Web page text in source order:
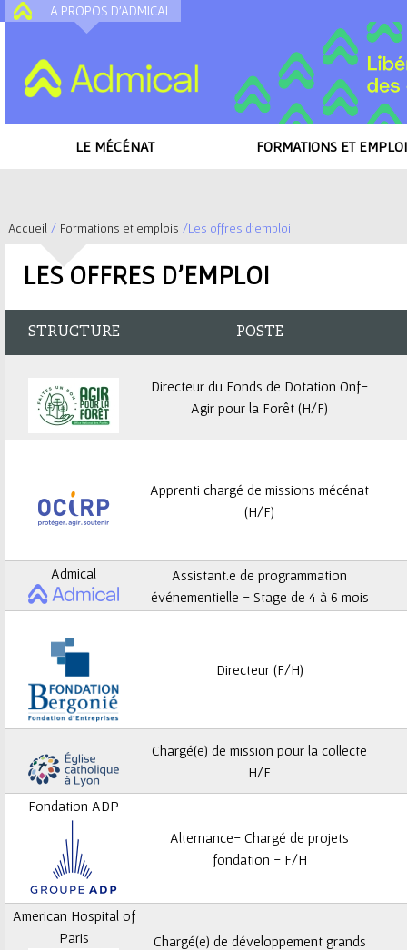
A PROPOS D'ADMICAL
LE MÉCÉNAT FORMATIONS ET
t
i
Accueil / Formations et emplois /Les offres d'emploi
LES OFFRES D'EMPLOI
STRUCTURE POSTE
Directeur du Fonds de Dotation Onf-
Agir pour la Forêt (H/F)
Apprenti chargé de missions mécénat
(H/F)
Admical
Assistant.e de programmation
événementielle - Stage de 4 à 6 mois
Directeur (F/H)
Chargé(e) de mission pour la collecte
H/F
Fondation ADP
Alternance- Chargé de projets
fondation - F/H
American Hospital of
Paris
Chargé(e) de développement grands